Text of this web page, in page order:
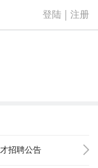
登陆 注册
招聘公告